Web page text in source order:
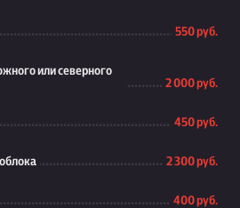
550 руб.
или северного
2 000 руб.
450 руб.
2 300 руб.
400 руб.